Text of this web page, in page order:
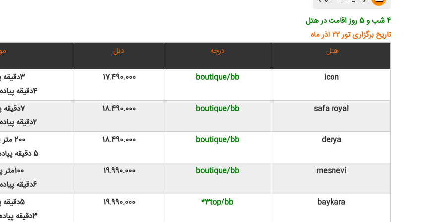
4 شب و 5 روز اقامت در هتل
تاریخ برگزاری تور 22 آذر ماه
هتل
درجه دبل
icon
boutique/bb
17.490.000
3دقیقه پیاده تا مقبره
4دقیقه پیاده تا مسجد شمس
safa royal
boutique/bb
18.490.000
7دقیقه پیاده تا مقبره
2دقیقه پیاده تا مسجد شمس
derya
boutique/bb
18.490.000
200 متر پیاده تا مقبره
5 دقیقه پیاده تا مسجد شمس
mesnevi
boutique/bb
19.990.000
100متر پیاده تا مقبره
6دقیقه پیاده تا مسجد شمس
baykara
3top/bb*
19.990.000
5دقیقه پیاده تا مقبره
3دقیقه پیاده تا مسجد شمس